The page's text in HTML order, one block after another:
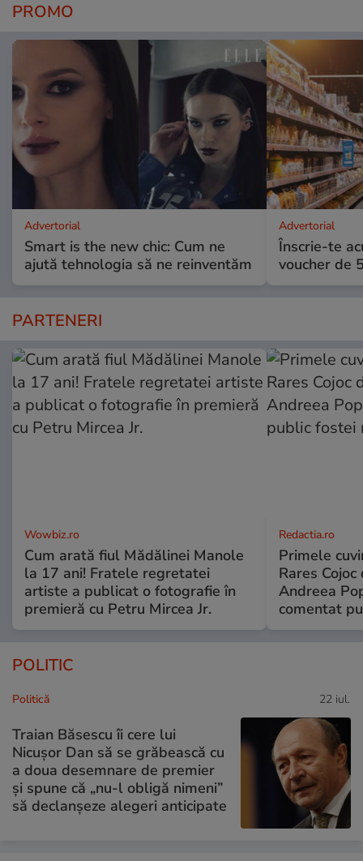
PROMO
Advertorial
Smart is the new chic: Cum ne
ajută tehnologia să ne reinventăm
Advertorial
Înscrie-te
voucher de
PARTENERI
Wowbiz.ro
Cum arată fiul Mădălinei Manole
la 17 ani! Fratele regretatei
artiste a publicat o fotografie în
premieră cu Petru Mircea Jr.
Redactia.ro
Primele
Rares
Andreea
comentat
POLITIC
Politică 22 iul.
Traian Băsescu îi cere lui
Nicușor Dan să se grăbească cu
a doua desemnare de premier
și spune că „nu-l obligă nimeni”
să declanșeze alegeri anticipate